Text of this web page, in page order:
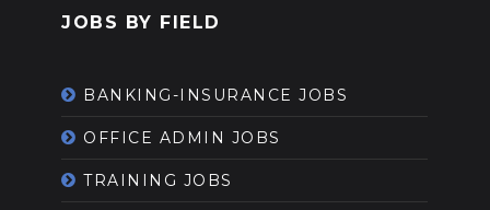
JOBS BY FIELD
BANKING-INSURANCE JOBS
OFFICE ADMIN JOBS
TRAINING JOBS